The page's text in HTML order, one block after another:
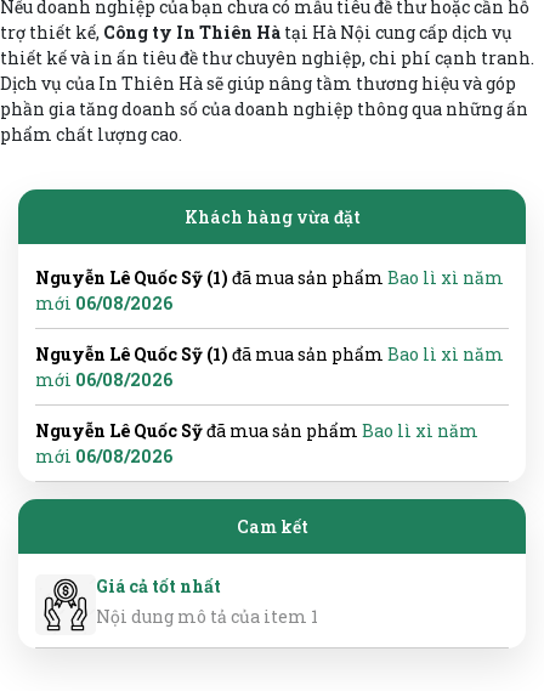
Nếu doanh nghiệp của bạn chưa có mẫu tiêu đề thư hoặc cần hỗ
trợ thiết kế, Công ty In Thiên Hà tại Hà Nội cung cấp dịch vụ
thiết kế và in ấn tiêu đề thư chuyên nghiệp, chi phí cạnh tranh.
Dịch vụ của In Thiên Hà sẽ giúp nâng tầm thương hiệu và góp
phần gia tăng doanh số của doanh nghiệp thông qua những ấn
phẩm chất lượng cao.
Khách hàng vừa đặt
Nguyễn Lê Quốc Sỹ (1) đã mua sản phẩm Bao lì xì năm
mới 06/08/2026
Nguyễn Lê Quốc Sỹ (1) đã mua sản phẩm Bao lì xì năm
mới 06/08/2026
Nguyễn Lê Quốc Sỹđã mua sản phẩm Bao lì xì năm
mới 06/08/2026
Cam kết
Giá cả tốt nhất
Nội dung mô tả của item 1